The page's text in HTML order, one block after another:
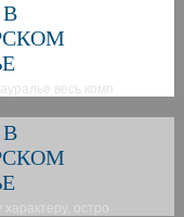
весь комп
остро